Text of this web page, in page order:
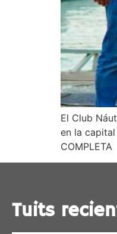
El Club
en la
COMPLETA
Tuits